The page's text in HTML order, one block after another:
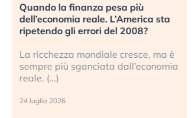
Quando la finanza pesa più
dell’economia reale. L’America sta
ripetendo gli errori del 2008?
La ricchezza mondiale cresce, ma è
sempre più sganciata dall’economia
reale. (…)
24 luglio 2026